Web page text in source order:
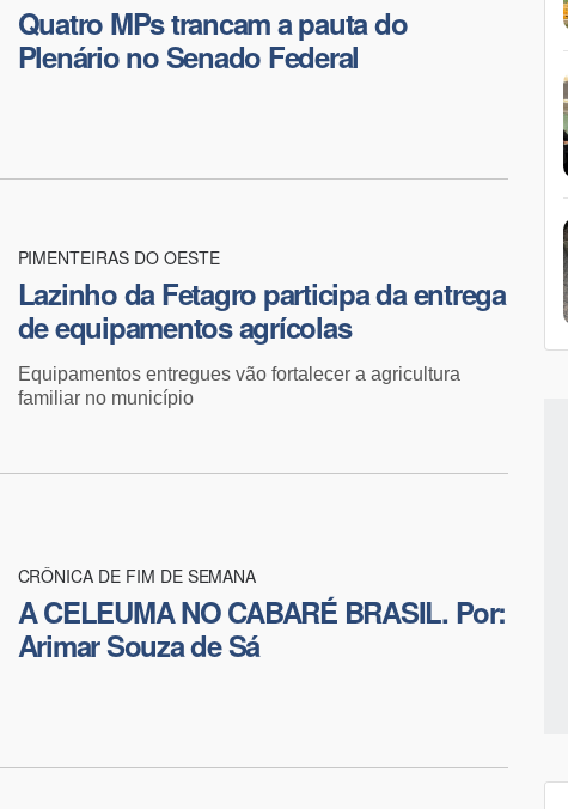
Quatro MPs trancam a pauta do
Plenário no Senado Federal
PIMENTEIRAS DO OESTE
Lazinho da Fetagro participa da entrega
de equipamentos agrícolas
Equipamentos entregues vão fortalecer a agricultura
familiar no município
CRÔNICA DE FIM DE SEMANA
A CELEUMA NO CABARÉ BRASIL. Por:
Arimar Souza de Sá